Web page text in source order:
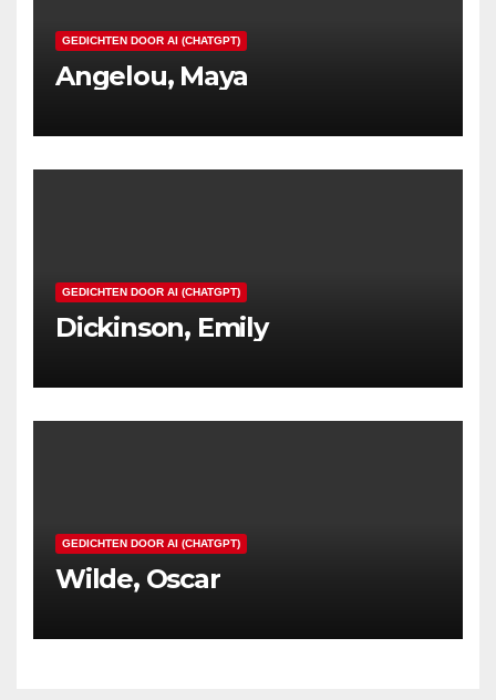
GEDICHTEN DOOR AI (CHATGPT)
Angelou, Maya
GEDICHTEN DOOR AI (CHATGPT)
Dickinson, Emily
GEDICHTEN DOOR AI (CHATGPT)
Wilde, Oscar